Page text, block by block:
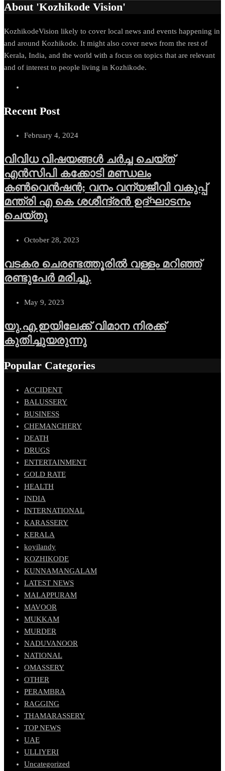
About 'Kozhikode Vision'
KozhikodeVision likely to cover local news and events happening in
and around Kozhikode. It might also cover news from the rest of
Kerala, India, and the world with a focus on topics that are relevant
and of interest to people living in Kozhikode.
Recent Post
February 4, 2024
വിവിധ വിഷയങ്ങള്‍ ചര്‍ച്ച ചെയ്ത്
എന്‍സിപി കക്കോടി മണ്ഡലം
കണ്‍വെന്‍ഷന്‍; വനം വന്യജീവി വകുപ്പ്
മന്ത്രി എ കെ ശശീന്ദ്രന്‍ ഉദ്ഘാടനം
ചെയ്തു
October 28, 2023
വടകര ചെരണ്ടത്തൂരില്‍ വള്ളം മറിഞ്ഞ്
രണ്ടുപേര്‍ മരിച്ചു.
May 9, 2023
യു.എ.ഇയിലേക്ക് വിമാന നിരക്ക്
കുതിച്ചുയരുന്നു
Popular Categories
ACCIDENT
BALUSSERY
BUSINESS
CHEMANCHERY
DEATH
DRUGS
ENTERTAINMENT
GOLD RATE
HEALTH
INDIA
INTERNATIONAL
KARASSERY
KERALA
koyilandy
KOZHIKODE
KUNNAMANGALAM
LATEST NEWS
MALAPPURAM
MAVOOR
MUKKAM
MURDER
NADUVANOOR
NATIONAL
OMASSERY
OTHER
PERAMBRA
RAGGING
THAMARASSERY
TOP NEWS
UAE
ULLIYERI
Uncategorized